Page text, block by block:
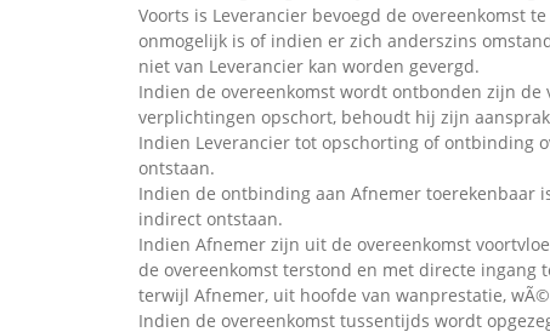
Voorts is Leverancier bevoegd de overeenkomst
onmogelijk is of indien er zich anderszins
niet van Leverancier kan worden gevergd.
Indien de overeenkomst wordt ontbonden zijn
verplichtingen opschort, behoudt hij zijn
Indien Leverancier tot opschorting of ontbinding
ontstaan.
Indien de ontbinding aan Afnemer toerekenbaar
indirect ontstaan.
Indien Afnemer zijn uit de overeenkomst
de overeenkomst terstond en met directe
terwijl Afnemer, uit hoofde van wanprestatie,
Indien de overeenkomst tussentijds wordt